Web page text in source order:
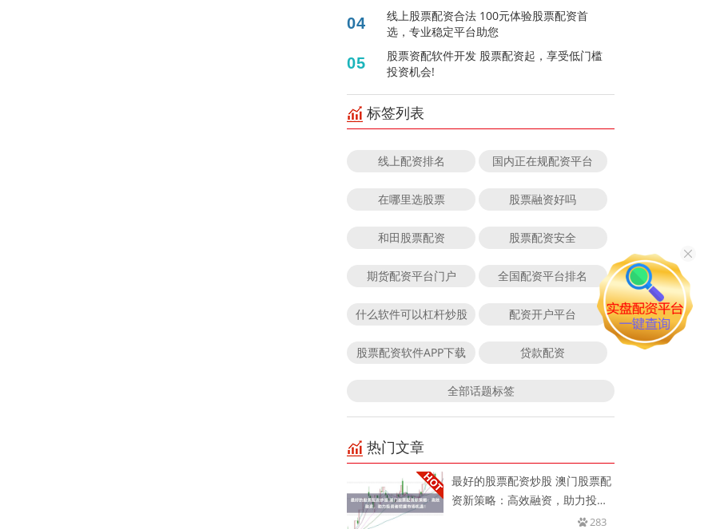
04
线上股票配资合法 100元体验股票配资首
选，专业稳定平台助您
05
股票资配软件开发 股票配资起，享受低门槛
投资机会!
标签列表
线上配资排名 国内正在规配资平台
在哪里选股票 股票融资好吗
和田股票配资 股票配资安全
期货配资平台门户 全国配资平台排名
什么软件可以杠杆炒股 配资开户平台
股票配资软件APP下载 贷款配资
全部话题标签
热门文章
最好的股票配资炒股 澳门股票配
资新策略：高效融资，助力投资
283